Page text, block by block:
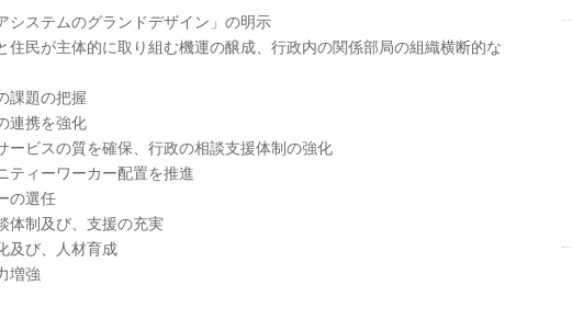
ステムのグランドデザイン」の明示
民が主体的に取り組む機運の醸成、行政内の関係部局の組織横断的な
課題の把握
連携を強化
ビスの質を確保、行政の相談支援体制の強化
ィーワーカー配置を推進
の選任
体制及び、支援の充実
及び、人材育成
増強